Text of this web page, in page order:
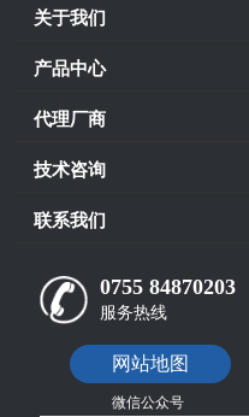
关于我们
产品中心
代理厂商
技术咨询
联系我们
0755 84870203
服务热线
网站地图
微信公众号